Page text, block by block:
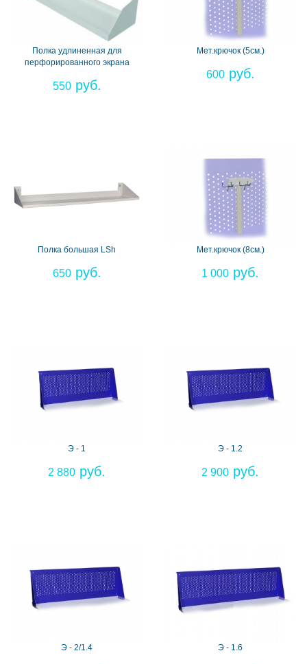
Полка удлиненная для
перфорированного экрана
550
Мет.крючок (5см.)
600
Полка большая LSh
650
Мет.крючок (8см.)
1 000
Э - 1
2 880
Э - 1.2
2 900
Э - 2/1.4 Э - 1.6